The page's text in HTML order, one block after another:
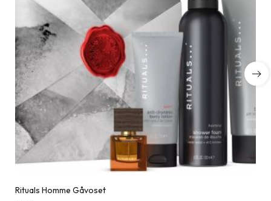
Rituals Homme Gåvoset